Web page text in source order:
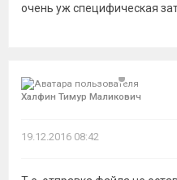
очень уж специфическая
Халфин Тимур Маликович
19.12.2016 08:42